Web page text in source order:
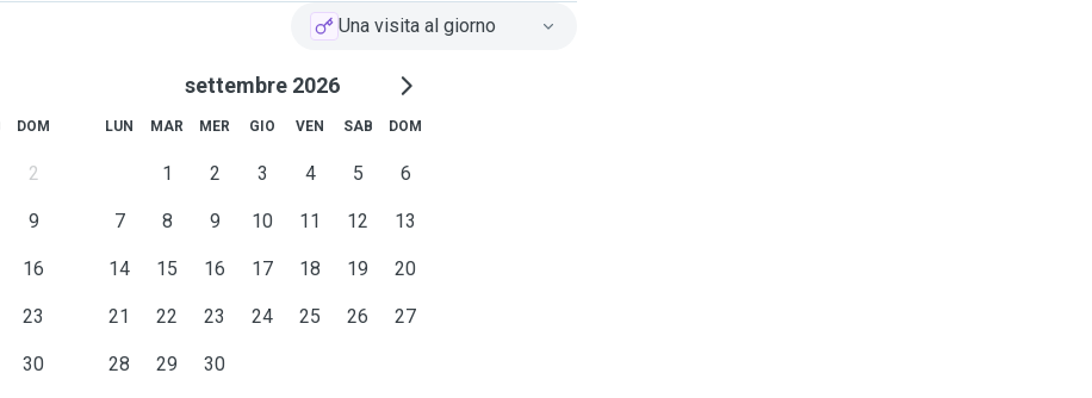
Una visita al giorno
DOM
2
9
16
23
30
settembre 2026
LUN MAR MER GIO VEN SAB DOM
1 2 3 4 5 6
7 8 9 10 11 12 13
14 15 16 17 18 19 20
21 22 23 24 25 26 27
28 29 30